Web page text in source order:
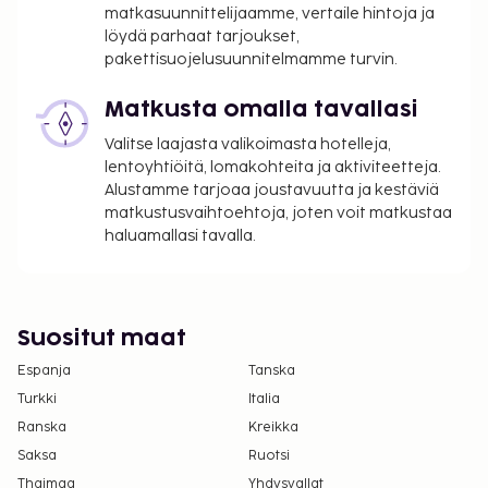
matkasuunnittelijaamme, vertaile hintoja ja
löydä parhaat tarjoukset,
pakettisuojelusuunnitelmamme turvin.
Matkusta omalla tavallasi
Valitse laajasta valikoimasta hotelleja,
lentoyhtiöitä, lomakohteita ja aktiviteetteja.
Alustamme tarjoaa joustavuutta ja kestäviä
matkustusvaihtoehtoja, joten voit matkustaa
haluamallasi tavalla.
Suositut maat
Espanja
Tanska
Turkki
Italia
Ranska
Kreikka
Saksa
Ruotsi
Thaimaa
Yhdysvallat